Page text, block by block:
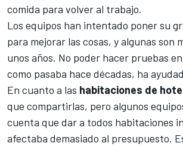
comida para volver al trabajo.
Los equipos han intentado poner su
para mejorar las cosas, y algunas son
unos años. No poder hacer pruebas
como pasaba hace décadas, ha
En cuanto a las habitaciones de
que compartirlas, pero algunos
cuenta que dar a todos habitaciones
afectaba demasiado al presupuesto.